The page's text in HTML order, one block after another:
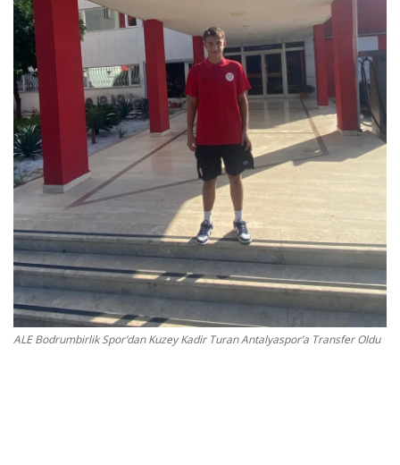
Turizm
Siyaset
Bodrum Nöbetçi Eczaneler
Köşe Yazarları
Spor
Kültür Sanat Tarih
Sağlık
Ekonomi
ALE Bodrumbirlik Spor’dan Kuzey Kadir Turan Antalyaspor’a Transfer Oldu